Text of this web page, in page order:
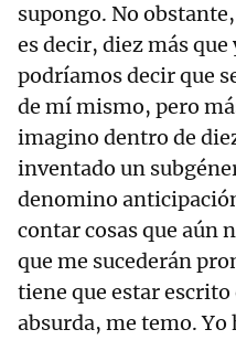
supongo. No
es decir, diez más que
podríamos decir que
de mí mismo, pero
imagino dentro de
inventado un
denomino
contar cosas que aún
que me sucederán
tiene que estar escrito
absurda, me temo.